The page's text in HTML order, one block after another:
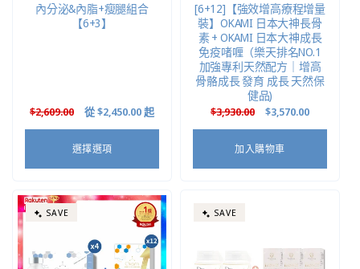
內分泌&內脂+瘦腿組合
【6+3】
定
$2,609.00 售
價
從$2,450.00起
選擇選項
[6+12]【強效增高療程增量
裝】OKAMI 日本大神長骨
素 + OKAMI 日本大神成長
免疫啫喱（樂天排名NO.1
加強專利天然配方｜增高
骨骼成長 發育 成長 天然保
健品)
定
$3,930.00 售
$3,570.00
加入購物車
SAVE SAVE